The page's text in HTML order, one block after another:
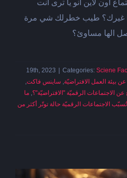
أون لاين أنو يا ترى انت
غيرك؟ طيب خطرلك شي مرة
الها مساوئ؟
Categories:Sciene
عن بيئة العمل الافتراضيّة, ساينس فاكت,
الاجتماعات الرقميّة "الافتراضيّة"؟, ما
الاجتماعات الرقميّة حالة توتّر أكثر من
العمل